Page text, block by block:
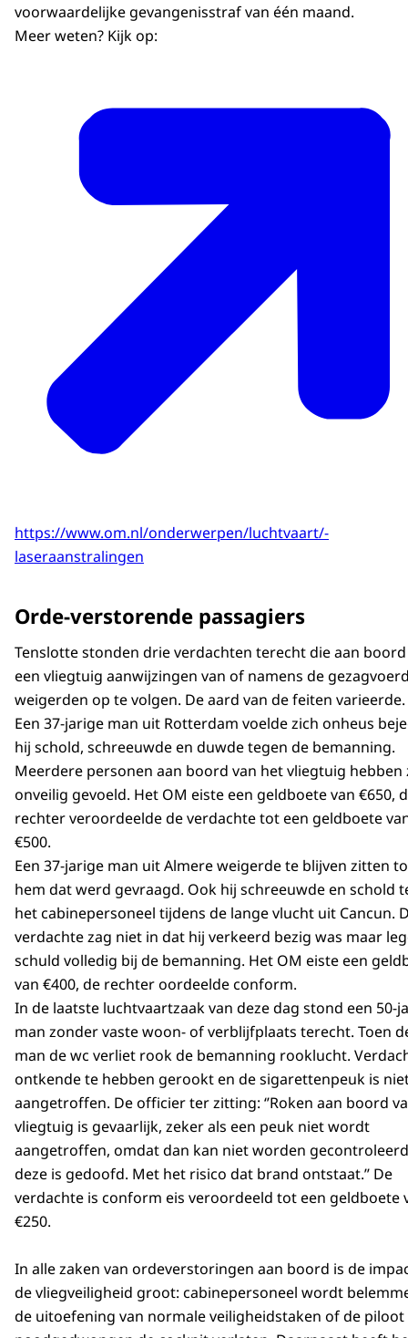
voorwaardelijke gevangenisstraf van één maand.
Meer weten? Kijk op:
https://www.om.nl/onderwerpen/luchtvaart/-
laseraanstralingen
Orde-verstorende passagiers
Tenslotte stonden drie verdachten terecht die aan
een vliegtuig aanwijzingen van of namens de
weigerden op te volgen. De aard van de feiten varieerde.
Een 37-jarige man uit Rotterdam voelde zich onheus
hij schold, schreeuwde en duwde tegen de bemanning.
Meerdere personen aan boord van het vliegtuig hebben
onveilig gevoeld. Het OM eiste een geldboete van €650,
rechter veroordeelde de verdachte tot een geldboete
€500.
Een 37-jarige man uit Almere weigerde te blijven zitten
hem dat werd gevraagd. Ook hij schreeuwde en schold
het cabinepersoneel tijdens de lange vlucht uit Cancun.
verdachte zag niet in dat hij verkeerd bezig was maar
schuld volledig bij de bemanning. Het OM eiste een
van €400, de rechter oordeelde conform.
In de laatste luchtvaartzaak van deze dag stond een 50-
man zonder vaste woon- of verblijfplaats terecht. Toen
man de wc verliet rook de bemanning rooklucht.
ontkende te hebben gerookt en de sigarettenpeuk is
aangetroffen. De officier ter zitting: ‘’Roken aan boord
vliegtuig is gevaarlijk, zeker als een peuk niet wordt
aangetroffen, omdat dan kan niet worden
deze is gedoofd. Met het risico dat brand ontstaat.’’ De
verdachte is conform eis veroordeeld tot een geldboete
€250.
In alle zaken van ordeverstoringen aan boord is de
de vliegveiligheid groot: cabinepersoneel wordt
de uitoefening van normale veiligheidstaken of de